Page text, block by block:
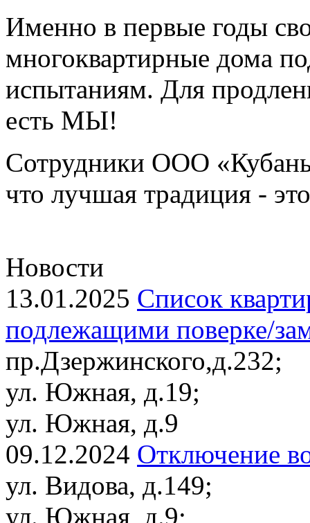
Именно в первые годы
многоквартирные дома
испытаниям. Для
есть МЫ!
Сотрудники ООО
что лучшая традиция -
Новости
13.01.2025 Список
подлежащими поверке/
пр.Дзержинского,д.232;
ул. Южная, д.19;
ул. Южная, д.9
09.12.2024 Отключение
ул. Видова, д.149;
ул. Южная, д.9;